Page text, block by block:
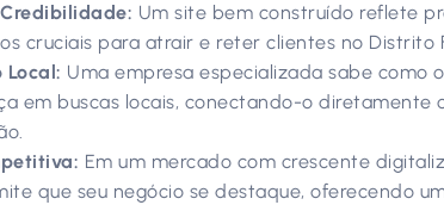
Um site bem construído reflete
cruciais para atrair e reter clientes no Distrito
Local: Uma empresa especializada sabe como
em buscas locais, conectando-o diretamente
Em um mercado com crescente
que seu negócio se destaque, oferecendo